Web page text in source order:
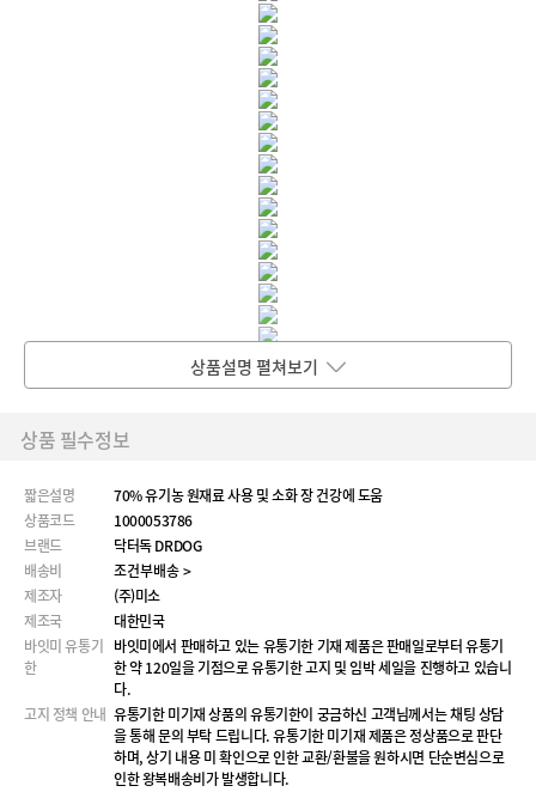
상품설명 펼쳐보기
상품 필수정보
짧은설명
70% 유기농 원재료 사용 및 소화 장 건강에 도움
상품코드
1000053786
브랜드
닥터독 DRDOG
배송비
조건부배송 >
제조자
(주)미소
제조국
대한민국
바잇미 유통기
한
바잇미에서 판매하고 있는 유통기한 기재 제품은 판매일로부터 유통기
한 약 120일을 기점으로 유통기한 고지 및 임박 세일을 진행하고 있습니
다.
고지 정책 안내 유통기한 미기재 상품의 유통기한이 궁금하신 고객님께서는 채팅 상담
을 통해 문의 부탁 드립니다. 유통기한 미기재 제품은 정상품으로 판단
하며, 상기 내용 미 확인으로 인한 교환/환불을 원하시면 단순변심으로
인한 왕복배송비가 발생합니다.